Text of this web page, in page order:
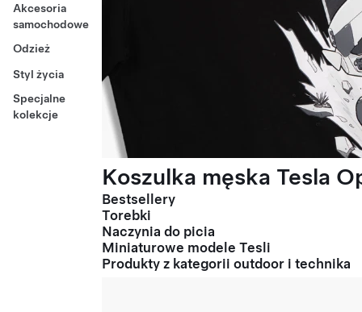
Akcesoria
samochodowe
Odzież
Styl życia
Specjalne
kolekcje
Koszulka męska Tesla
Bestsellery
Torebki
Naczynia do picia
Miniaturowe modele Tesli
Produkty z kategorii outdoor i technika